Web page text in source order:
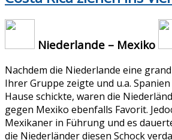
Niederlande – Mexiko
Nachdem die Niederlande eine
Ihrer Gruppe zeigte und u.a.
Hause schickte, waren die
gegen Mexiko ebenfalls Favorit.
Mexikaner in Führung und es
die Niederländer diesen Schock